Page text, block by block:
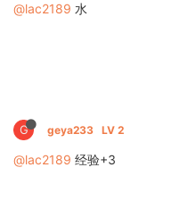
@lac2189 水
G geya233 LV 2
@lac2189 经验+3